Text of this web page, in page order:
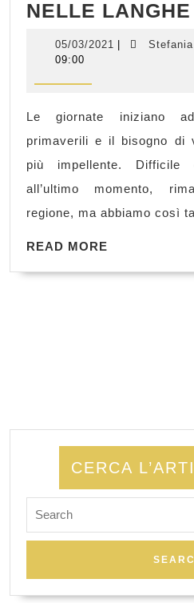
NELLE LANGHE
05/03/2021 05/03/2021
Stefania
09:00
Le giornate iniziano
primaverili e il bisogno di
più impellente. Difficile
all’ultimo momento,
regione, ma abbiamo così
READ MORE
CERCA
for: